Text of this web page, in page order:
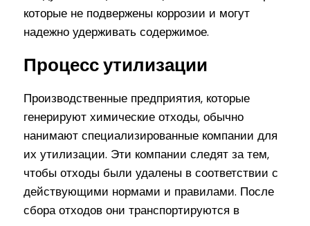
которые не подвержены коррозии и могут
надежно удерживать содержимое.
Процесс утилизации
Производственные предприятия, которые
генерируют химические отходы, обычно
нанимают специализированные компании для
их утилизации. Эти компании следят за тем,
чтобы отходы были удалены в соответствии с
действующими нормами и правилами. После
сбора отходов они транспортируются в